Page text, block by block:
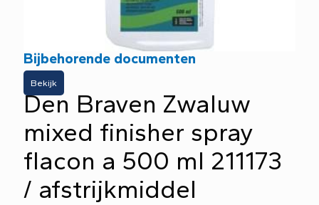
Bijbehorende documenten
Bekijk
Den Braven Zwaluw
mixed finisher spray
flacon a 500 ml 211173
/ afstrijkmiddel